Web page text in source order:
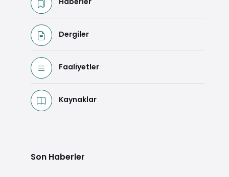
Dergiler
Faaliyetler
Kaynaklar
Son Haberler